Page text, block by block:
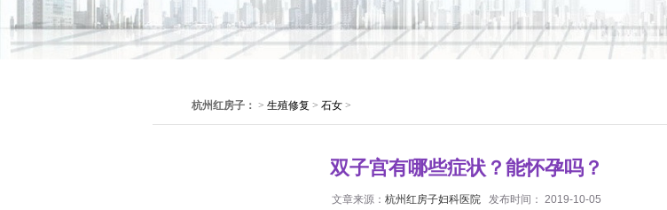
杭州红房子： > 生殖修复 > 石女 >
双子宫有哪些症状？能怀孕吗？
文章来源： 杭州红房子妇科医院 发布时间： 2019-10-05